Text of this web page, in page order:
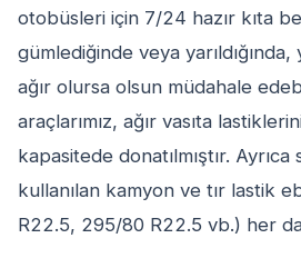
otobüsleri için 7/24 hazır kıta
gümlediğinde veya
ağır olursa olsun müdahale
araçlarımız, ağır vasıta
kapasitede donatılmıştır. Ayrıca
kullanılan kamyon ve tır lastik
R22.5, 295/80 R22.5 vb.) her